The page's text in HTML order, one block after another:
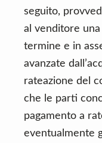
seguito,
al venditore
termine e in
avanzate
rateazione del
che le parti
pagamento a
eventualmente